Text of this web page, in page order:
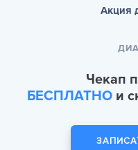
Акция
Чекап
БЕСПЛАТНО и